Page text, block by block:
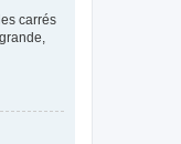
carrés